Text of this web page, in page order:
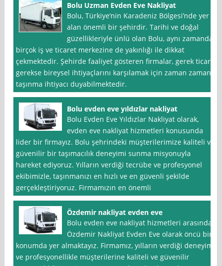
Bolu Uzman Evden Eve Nakliyat
Bolu, Türkiye’nin Karadeniz Bölgesi’nde yer
alan önemli bir şehirdir. Tarihi ve doğal
güzellikleriyle ünlü olan Bolu, aynı zamanda
birçok iş ve ticaret merkezine de yakınlığı ile dikkat
çekmektedir. Şehirde faaliyet gösteren firmalar, gerek ticari
gerekse bireysel ihtiyaçlarını karşılamak için zaman zaman
taşınma ihtiyacı duyabilmektedir.
Bolu evden eve yıldızlar nakliyat
Bolu Evden Eve Yıldızlar Nakliyat olarak,
evden eve nakliyat hizmetleri konusunda
lider bir firmayız. Bolu şehrindeki müşterilerimize kaliteli ve
güvenilir bir taşımacılık deneyimi sunma misyonuyla
hareket ediyoruz. Yılların verdiği tecrübe ve profesyonel
ekibimizle, taşınmanızı en hızlı ve en güvenli şekilde
gerçekleştiriyoruz. Firmamızın en önemli
Özdemir nakliyat evden eve
Bolu evden eve nakliyat hizmetleri arasında
Özdemir Nakliyat Evden Eve olarak öncü bir
konumda yer almaktayız. Firmamız, yılların verdiği deneyim
ve profesyonellikle müşterilerine kaliteli ve güvenilir